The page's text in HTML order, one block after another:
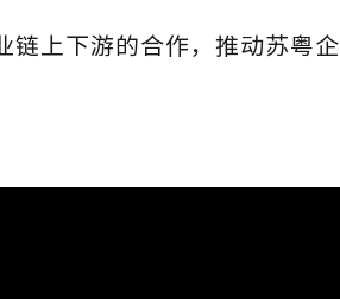
链上下游的合作，推动苏粤企